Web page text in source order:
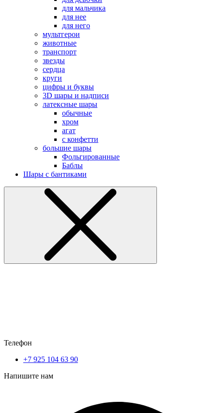
для мальчика
для нее
для него
мультгерои
животные
транспорт
звезды
сердца
круги
цифры и буквы
3D шары и надписи
латексные шары
обычные
хром
агат
с конфетти
большие шары
Фольгированные
Баблы
Шары с бантиками
Телефон
+7 925 104 63 90
Напишите нам